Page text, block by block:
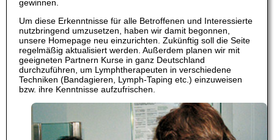
gewinnen.
Um diese Erkenntnisse für alle Betroffenen und Interessierte
nutzbringend umzusetzen, haben wir damit begonnen,
unsere Homepage neu einzurichten. Zukünftig soll die Seite
regelmäßig aktualisiert werden. Außerdem planen wir mit
geeigneten Partnern Kurse in ganz Deutschland
durchzuführen, um Lymphtherapeuten in verschiedene
Techniken (Bandagieren, Lymph-Taping etc.) einzuweisen
bzw. ihre Kenntnisse aufzufrischen.